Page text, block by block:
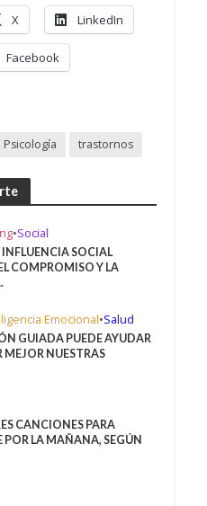
X LinkedIn
Facebook
Psicología trastornos
•Social
SOCIAL
COMPROMISO Y LA
Emocional•Salud
GUIADA PUEDE AYUDAR
MEJOR NUESTRAS
CANCIONES PARA
POR LA MAÑANA, SEGÚN